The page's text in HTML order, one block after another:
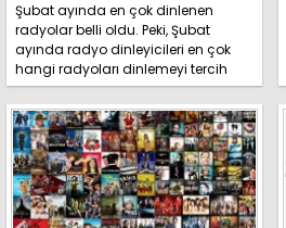
Şubat ayında en çok dinlenen
radyolar belli oldu. Peki, Şubat
ayında radyo dinleyicileri en çok
hangi radyoları dinlemeyi tercih
etti? İşte detaylar.....